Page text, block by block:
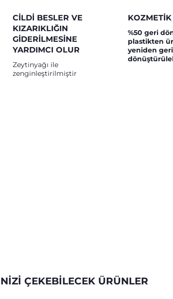
CILDI BESLER VE
KIZARIKLIĞIN
GIDERILMESINE
YARDIMCI OLUR
Zeytinyağı ile
zenginleştirilmiştir
%50 geri
plastikten
yeniden geri
ÇEKEBILECEK ÜRÜNLER